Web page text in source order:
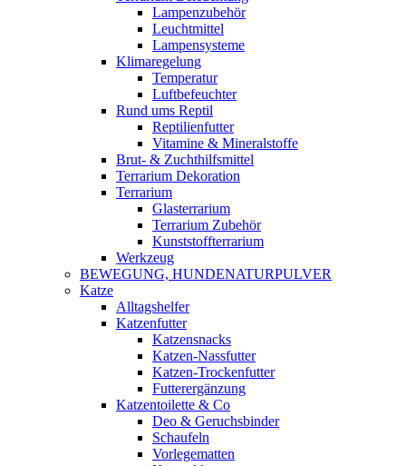
Lampenzubehör
Leuchtmittel
Lampensysteme
Klimaregelung
Temperatur
Luftbefeuchter
Rund ums Reptil
Reptilienfutter
Vitamine & Mineralstoffe
Brut- & Zuchthilfsmittel
Terrarium Dekoration
Terrarium
Glasterrarium
Terrarium Zubehör
Kunststoffterrarium
Werkzeug
BEWEGUNG, HUNDENATURPULVER
Katze
Alltagshelfer
Katzenfutter
Katzensnacks
Katzen-Nassfutter
Katzen-Trockenfutter
Futterergänzung
Katzentoilette & Co
Deo & Geruchsbinder
Schaufeln
Vorlegematten